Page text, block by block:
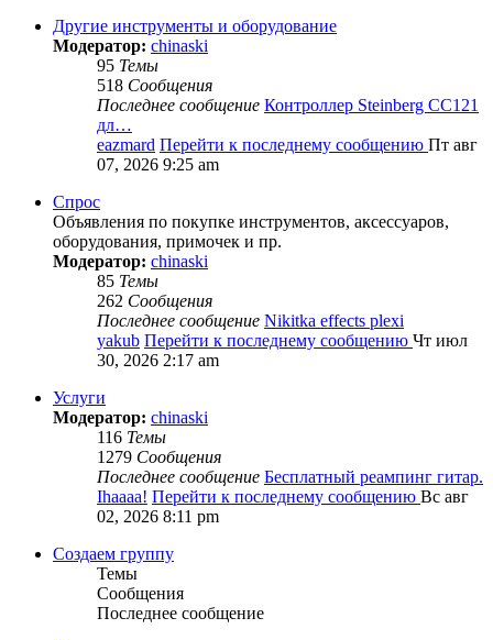
Другие инструменты и оборудование
Модератор: chinaski
95 Темы
518 Сообщения
Последнее сообщение Контроллер Steinberg CC121
дл…
eazmard Перейти к последнему сообщению Пт авг
07, 2026 9:25 am
Спрос
Объявления по покупке инструментов, аксессуаров,
оборудования, примочек и пр.
Модератор: chinaski
85 Темы
262 Сообщения
Последнее сообщение Nikitka effects plexi
yakub Перейти к последнему сообщению Чт июл
30, 2026 2:17 am
Услуги
Модератор: chinaski
116 Темы
1279 Сообщения
Последнее сообщение Бесплатный реампинг гитар.
Ihaaaa! Перейти к последнему сообщению Вс авг
02, 2026 8:11 pm
Создаем группу
Темы
Сообщения
Последнее сообщение